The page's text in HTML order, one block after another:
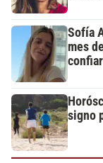
Sofía
mes
signo